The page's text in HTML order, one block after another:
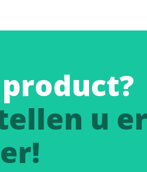
u er